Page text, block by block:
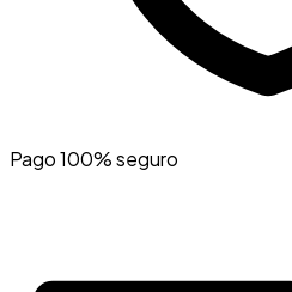
Pago 100% seguro